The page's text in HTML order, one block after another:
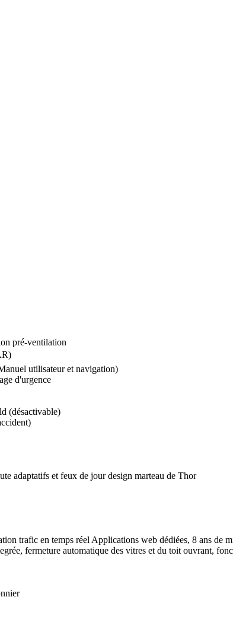
pré-ventilation
utilisateur et navigation)
d'urgence
(désactivable)
adaptatifs et feux de jour design marteau de Thor
trafic en temps réel Applications web dédiées, 8 ans de
fermeture automatique des vitres et du toit ouvrant,